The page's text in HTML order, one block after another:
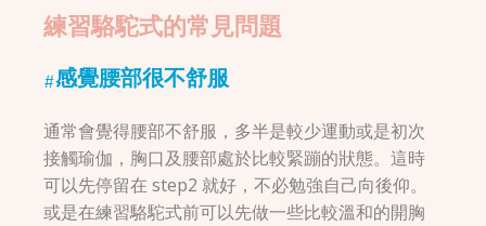
練習駱駝式的常見問題
#感覺腰部很不舒服
通常會覺得腰部不舒服，多半是較少運動或是初次
接觸瑜伽，胸口及腰部處於比較緊蹦的狀態。這時
可以先停留在 step2 就好，不必勉強自己向後仰。
或是在練習駱駝式前可以先做一些比較溫和的開胸